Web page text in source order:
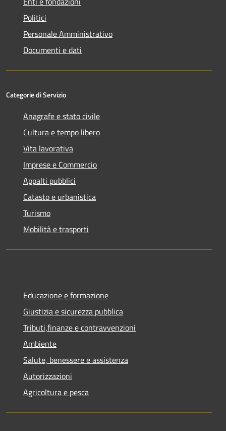
Politici
Personale Amministrativo
Documenti e dati
Categorie di Servizio
Anagrafe e stato civile
Cultura e tempo libero
Vita lavorativa
Imprese e Commercio
Appalti pubblici
Catasto e urbanistica
Turismo
Mobilità e trasporti
Educazione e formazione
Giustizia e sicurezza pubblica
Tributi,finanze e contravvenzioni
Ambiente
Salute, benessere e assistenza
Autorizzazioni
Agricoltura e pesca